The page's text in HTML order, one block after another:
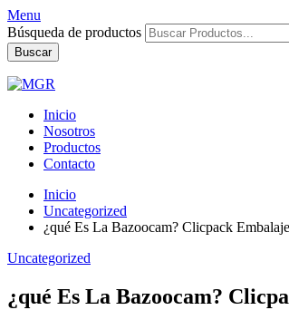
Menu
Búsqueda de productos
Buscar
Inicio
Nosotros
Productos
Contacto
Inicio
Uncategorized
¿qué Es La Bazoocam? Clicpack
Uncategorized
¿qué Es La Bazoocam?